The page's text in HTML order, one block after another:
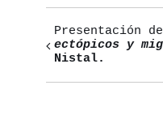
Navegación
del
Presentación de
ectópicos y
Nistal.